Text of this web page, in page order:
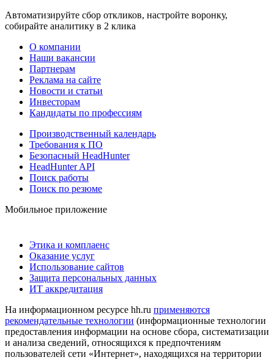
Автоматизируйте сбор откликов, настройте воронку,
собирайте аналитику в 2 клика
О компании
Наши вакансии
Партнерам
Реклама на сайте
Новости и статьи
Инвесторам
Кандидаты по профессиям
Производственный календарь
Требования к ПО
Безопасный HeadHunter
HeadHunter API
Поиск работы
Поиск по резюме
Мобильное приложение
Этика и комплаенс
Оказание услуг
Использование сайтов
Защита персональных данных
ИТ аккредитация
На информационном ресурсе hh.ru применяются
рекомендательные технологии (информационные технологии
предоставления информации на основе сбора, систематизации
и анализа сведений, относящихся к предпочтениям
пользователей сети «Интернет», находящихся на территории